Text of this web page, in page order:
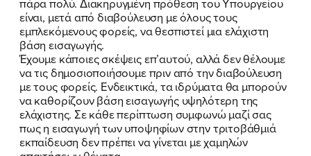
είναι, μετά από διαβούλευση με όλους τους
εμπλεκόμενους φορείς, να θεσπιστεί μια ελάχιστη
βάση εισαγωγής.
Έχουμε κάποιες σκέψεις επ’αυτού, αλλά δεν θέλουμε
να τις δημοσιοποιήσουμε πριν από την διαβούλευση
με τους φορείς. Ενδεικτικά, τα ιδρύματα θα μπορούν
να καθορίζουν βάση εισαγωγής υψηλότερη της
ελάχιστης. Σε κάθε περίπτωση συμφωνώ μαζί σας
πως η εισαγωγή των υποψηφίων στην τριτοβάθμιά
εκπαίδευση δεν πρέπει να γίνεται με χαμηλών